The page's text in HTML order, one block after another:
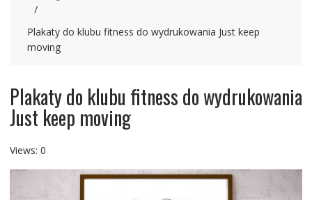
Plakaty do klubu fitness do wydrukowania Just keep
moving
Plakaty do klubu fitness do wydrukowania
Just keep moving
Views: 0